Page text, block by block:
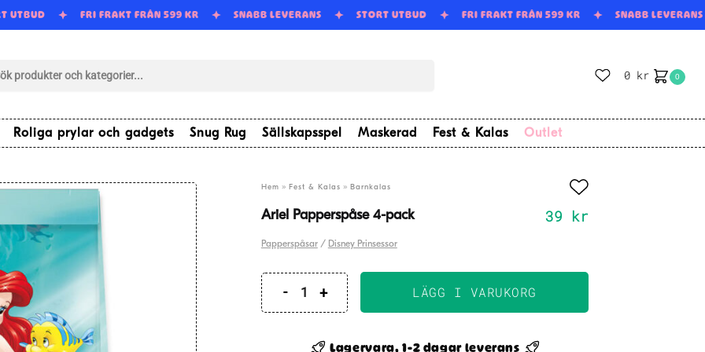
UTBUD FRI FRAKT FRÅN 599 KR SNABB LEVERANS STORT UTBUD FRI FRAKT FRÅN 599 KR SNABB LEVERANS
0 kr 0
Roliga prylar och gadgets Snug Rug Sällskapsspel Maskerad Fest & Kalas Outlet
Hem » Fest & Kalas » Barnkalas
Ariel Papperspåse 4-pack 39 kr
Papperspåsar/ Disney Prinsessor
Ariel
LÄGG I VARUKORG
Lagervara, 1-2 dagar leverans